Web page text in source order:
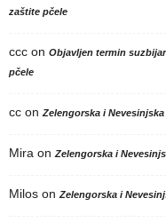
zaštite pčele
ccc on Objavljen termin
pčele
cc on Zelengorska i
Mira on Zelengorska i
Milos on Zelengorska i